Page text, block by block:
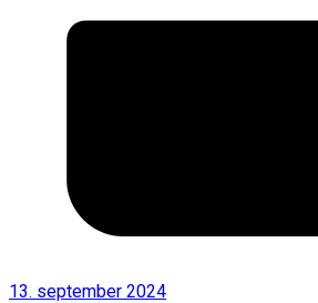
13. september 2024